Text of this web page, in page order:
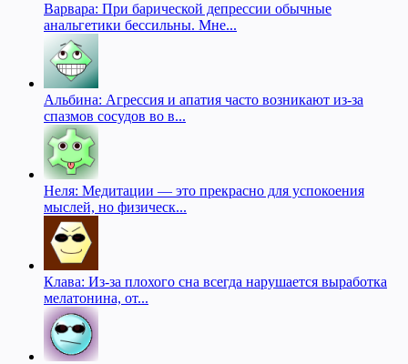
Варвара: При барической депрессии обычные
анальгетики бессильны. Мне...
Альбина: Агрессия и апатия часто возникают из-за
спазмов сосудов во в...
Неля: Медитации — это прекрасно для успокоения
мыслей, но физическ...
Клава: Из-за плохого сна всегда нарушается выработка
мелатонина, от...